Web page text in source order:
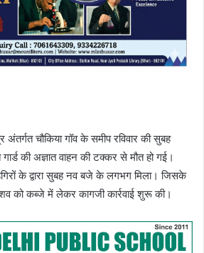
अंतर्गत चौकिया गॉव के समीप रविवार की सुबह
गार्ड की अज्ञात वाहन की टक्कर से मौत हो गई।
के द्वारा सुबह नव बजे के लगभग मिला। जिसके
को कब्जे में लेकर कागजी कार्रवाई शुरू की।